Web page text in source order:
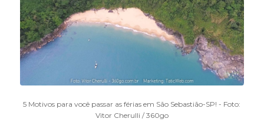
5 Motivos para você passar as férias em São Sebastião-SP! - Foto:
Vitor Cherulli / 360go